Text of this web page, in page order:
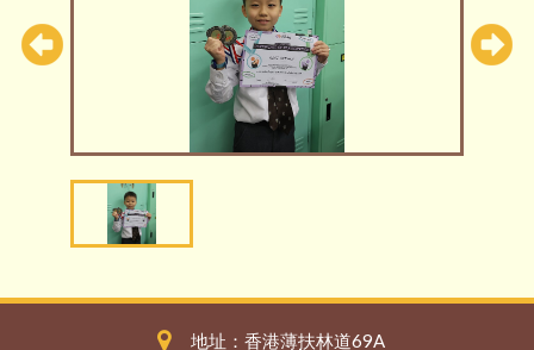
地址：香港薄扶林道69A